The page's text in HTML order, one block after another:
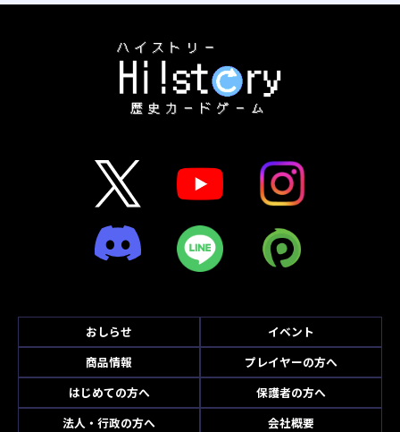
おしらせ
イベント
商品情報
プレイヤーの方へ
はじめての方へ
保護者の方へ
法人・行政の方へ
会社概要